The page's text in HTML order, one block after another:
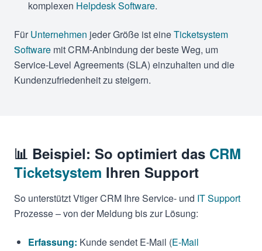
komplexen Helpdesk Software.
FürUnternehmen jeder Größe ist eineTicketsystem
Software mit CRM-Anbindung der beste Weg, um
Service-Level Agreements (SLA) einzuhalten und die
Kundenzufriedenheit zu steigern.
📊 Beispiel: So optimiert das CRM
Ticketsystem Ihren Support
So unterstützt Vtiger CRM Ihre Service- und IT Support
Prozesse – von der Meldung bis zur Lösung:
Erfassung: Kunde sendet E-Mail (E-Mail